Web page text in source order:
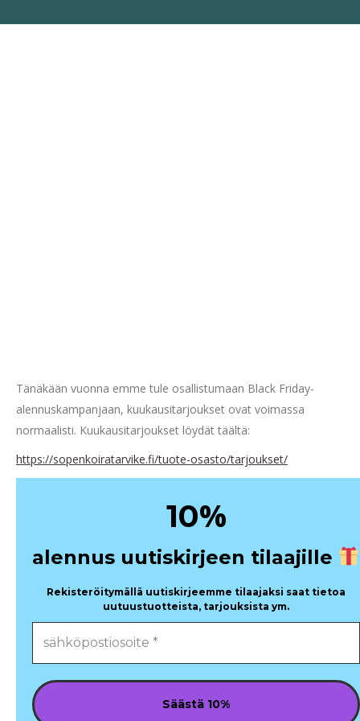
Tänäkään vuonna emme tule osallistumaan Black Friday-
alennuskampanjaan, kuukausitarjoukset ovat voimassa
normaalisti. Kuukausitarjoukset löydät täältä:
https://sopenkoiratarvike.fi/tuote-osasto/tarjoukset/
10%
alennus uutiskirjeen tilaajille
Rekisteröitymällä uutiskirjeemme tilaajaksi saat tietoa
uutuustuotteista, tarjouksista ym.